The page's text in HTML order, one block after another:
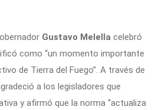
Gustavo Melella celebró
como “un momento importante
de Tierra del Fuego”. A través de
a los legisladores que
y afirmó que la norma “actualiza